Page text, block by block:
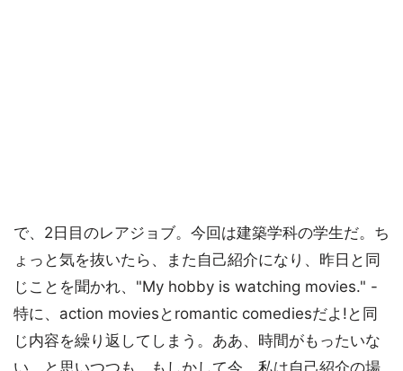
で、2日目のレアジョブ。今回は建築学科の学生だ。ち
ょっと気を抜いたら、また自己紹介になり、昨日と同
じことを聞かれ、"My hobby is watching movies." -
特に、action moviesとromantic comediesだよ!と同
じ内容を繰り返してしまう。ああ、時間がもったいな
い、と思いつつも、もしかして今、私は自己紹介の場